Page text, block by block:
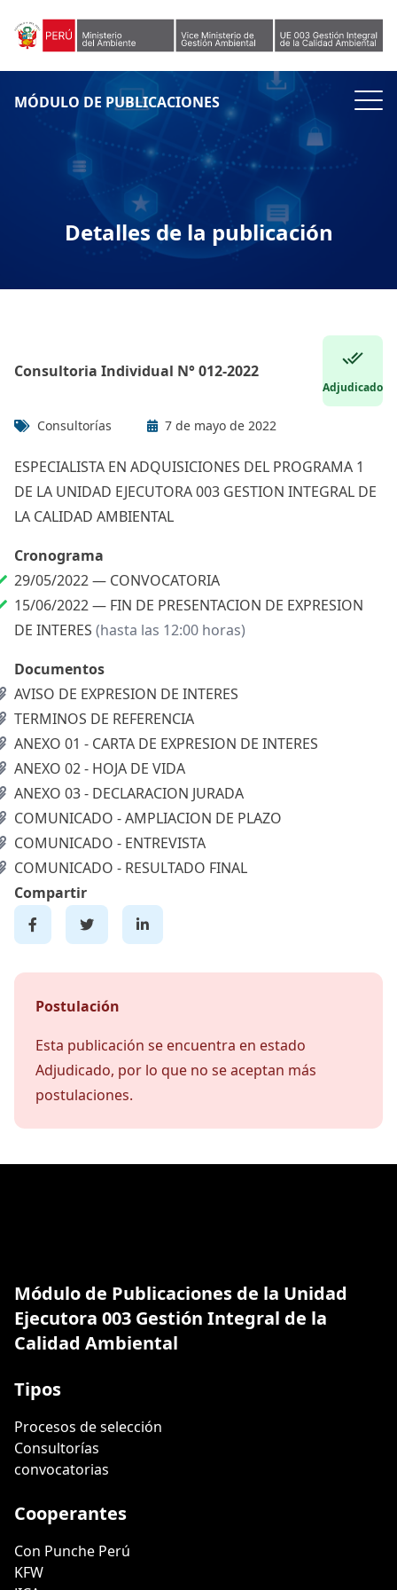
MÓDULO DE PUBLICACIONES
Detalles de la publicación
Consultoria Individual N° 012-2022
Adjudicado
Consultorías 7 de mayo de 2022
ESPECIALISTA EN ADQUISICIONES DEL PROGRAMA 1
DE LA UNIDAD EJECUTORA 003 GESTION INTEGRAL DE
LA CALIDAD AMBIENTAL
Cronograma
29/05/2022 — CONVOCATORIA
15/06/2022 — FIN DE PRESENTACION DE EXPRESION
DE INTERES (hasta las 12:00 horas)
Documentos
AVISO DE EXPRESION DE INTERES
TERMINOS DE REFERENCIA
ANEXO 01 - CARTA DE EXPRESION DE INTERES
ANEXO 02 - HOJA DE VIDA
ANEXO 03 - DECLARACION JURADA
COMUNICADO - AMPLIACION DE PLAZO
COMUNICADO - ENTREVISTA
COMUNICADO - RESULTADO FINAL
Compartir
Postulación
Esta publicación se encuentra en estado
Adjudicado, por lo que no se aceptan más
postulaciones.
Módulo de Publicaciones de la Unidad
Ejecutora 003 Gestión Integral de la
Calidad Ambiental
Tipos
Procesos de selección
Consultorías
convocatorias
Cooperantes
Con Punche Perú
KFW